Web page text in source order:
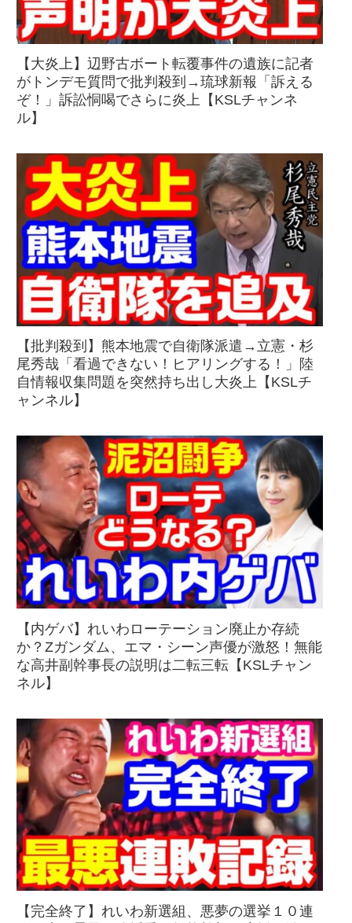
【大炎上】辺野古ボート転覆事件の遺族に記者
がトンデモ質問で批判殺到→琉球新報「訴える
ぞ！」訴訟恫喝でさらに炎上【KSLチャンネ
ル】
【批判殺到】熊本地震で自衛隊派遣→立憲・杉
尾秀哉「看過できない！ヒアリングする！」陸
自情報収集問題を突然持ち出し大炎上【KSLチ
ャンネル】
【内ゲバ】れいわローテーション廃止か存続
か？Zガンダム、エマ・シーン声優が激怒！無能
な高井副幹事長の説明は二転三転【KSLチャン
ネル】
【完全終了】れいわ新選組、悪夢の選挙１０連